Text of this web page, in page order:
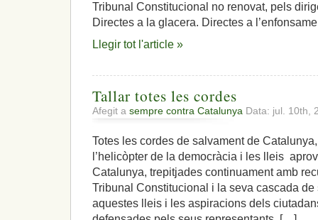
Tribunal Constitucional no renovat, pels
Directes a la glacera. Directes a
Llegir tot l'article »
Tallar totes les cordes
Afegit a sempre contra Catalunya Data: jul. 10th,
Totes les cordes de salvament de
l’helicòpter de la democràcia i les lleis
Catalunya, trepitjades continuament amb
Tribunal Constitucional i la seva cascada
aquestes lleis i les aspiracions dels